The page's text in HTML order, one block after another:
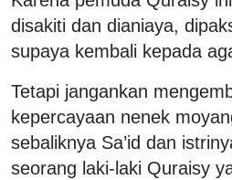
disakiti dan dianiaya,
supaya kembali kepada
Tetapi jangankan
kepercayaan nenek
sebaliknya Sa’id dan
seorang laki-laki Quraisy